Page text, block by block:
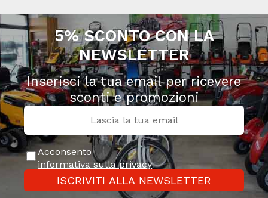
5% SCONTO CON LA
NEWSLETTER
Inserisci la tua email per ricevere
sconti e promozioni
Acconsento
informativa sulla privacy
ISCRIVITI ALLA NEWSLETTER